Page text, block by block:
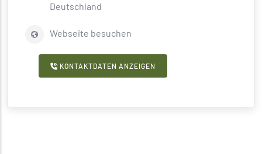
Deutschland
Webseite besuchen
KONTAKTDATEN ANZEIGEN